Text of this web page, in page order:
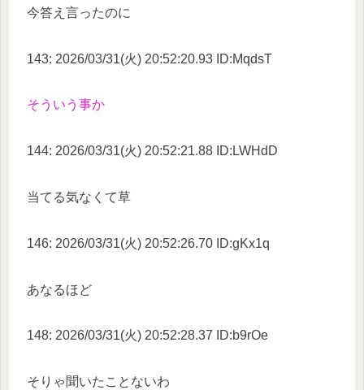
今答え言ったのに
143: 2026/03/31(火) 20:52:20.93 ID:MqdsT
そういう事か
144: 2026/03/31(火) 20:52:21.88 ID:LWHdD
当てる気なくて草
146: 2026/03/31(火) 20:52:26.70 ID:gKx1q
あなるほど
148: 2026/03/31(火) 20:52:28.37 ID:b9rOe
そりゃ聞いたことないわ